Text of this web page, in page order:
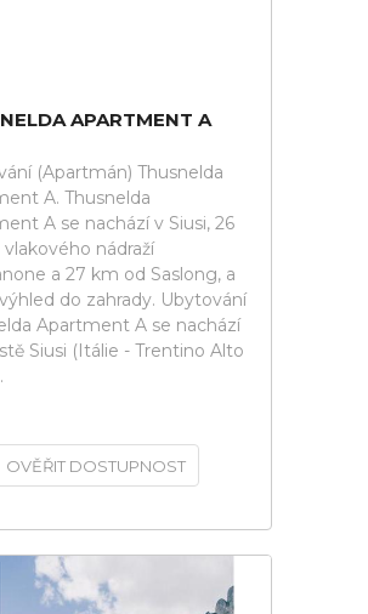
APARTMENT A
(Apartmán) Thusnelda
A. Thusnelda
A se nachází v Siusi, 26
nádraží
a 27 km od Saslong, a
do zahrady. Ubytování
Apartment A se nachází
Siusi (Itálie - Trentino Alto
OVĚŘIT DOSTUPNOST